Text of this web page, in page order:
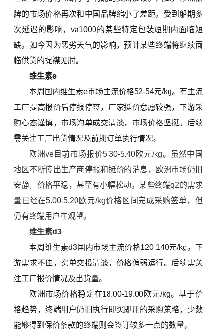
牌的市场价格再次和中国品牌缩小了差距。受到船期多
次延迟的影响，va1000的某些特定包装短期内面临短
缺。如今因为恶劣天气的影响，预计某些终端将继续面
临供货的捉襟见肘。
维生素e
本周国内维生素e市场主流价格52-54元/kg。有主流
工厂提高报价后停报停签，厂家挺价意愿较强，下游采
购心态谨慎，市场询单成交清淡， 市场价格坚挺。后续
需关注工厂出货情况及前期订单执行情况。
欧洲ve目前市场报价5.30-5.40欧元/kg。虽然中国
地区不断传出生产商停报和挺价的消息，欧洲市场仍旧
安静，价格平稳，甚至有小幅松动。某些终端q2的需求
量已经在5.00-5.20欧元/kg价格区间完成采购签单，但
仍有终端用户在观望。
维生素d3
本周 维生素d3国内市场主流价格120-140元/kg。下
游需求不佳，实单交投清淡，价格偏弱运行。后续需关
注工厂报价情况及出货量。
欧洲市场价格稳定在18.00-19.00欧元/kg。基于价
格趋势，终端用户仍旧执行即买即用的采购策略，少数
能够得到保价条款的终端则会签订较多一点的数量。